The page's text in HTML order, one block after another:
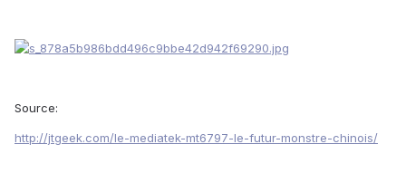
Source:
http://jtgeek.com/le-mediatek-mt6797-le-futur-monstre-chinois/